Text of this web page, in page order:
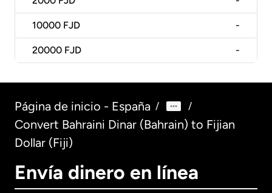
10000 FJD -
20000 FJD -
Página de inicio - España / /
Convert Bahraini Dinar (Bahrain) to Fijian
Dollar (Fiji)
Envía dinero en línea